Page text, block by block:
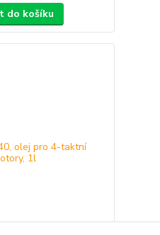
do košíku